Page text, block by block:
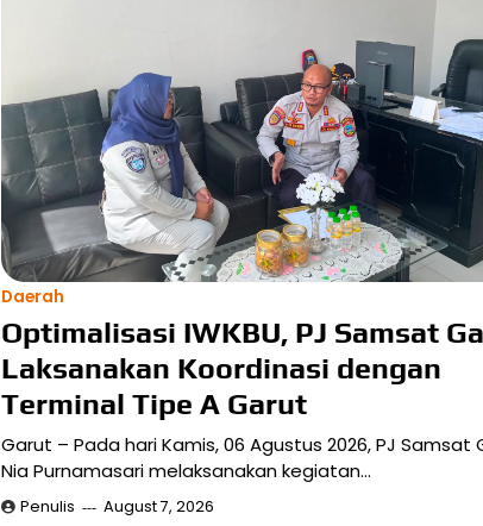
Daerah
Optimalisasi IWKBU, PJ Samsat
Laksanakan Koordinasi dengan
Terminal Tipe A Garut
Garut – Pada hari Kamis, 06 Agustus 2026, PJ Samsat
Nia Purnamasari melaksanakan kegiatan…
Penulis August 7, 2026